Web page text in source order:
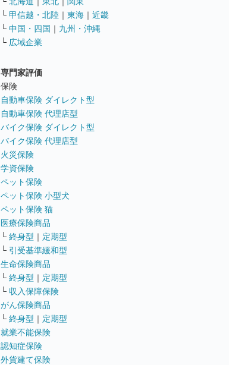
└ 甲信越・北陸 ｜ 東海 ｜ 近畿
└ 中国・四国 ｜ 九州・沖縄
└ 広域企業
専門家評価
保険
自動車保険 ダイレクト型
自動車保険 代理店型
バイク保険 ダイレクト型
バイク保険 代理店型
火災保険
学資保険
ペット保険
ペット保険 小型犬
ペット保険 猫
医療保険商品
└ 終身型 ｜ 定期型
└ 引受基準緩和型
生命保険商品
└ 終身型 ｜ 定期型
└ 収入保障保険
がん保険商品
└ 終身型 ｜ 定期型
就業不能保険
認知症保険
外貨建て保険